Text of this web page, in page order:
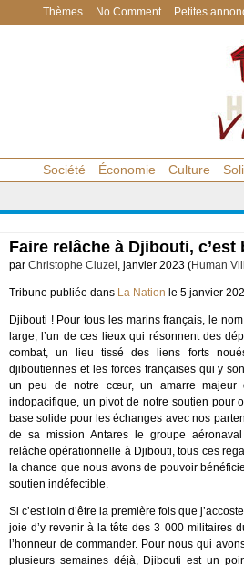
Thèmes No Comment Petites
Société Économie Culture
Faire relâche à Djibouti,
par Christophe Cluzel , janvier 2023 (Human
Tribune publiée dans La Nation le 5 janvier
Djibouti ! Pour tous les marins français, le
large, l’un de ces lieux qui résonnent des
combat, un lieu tissé des liens forts
djiboutiennes et les forces françaises qui y
un peu de notre cœur, un amarre majeur
indopacifique, un pivot de notre soutien pour
base solide pour les échanges avec nos
de sa mission Antares le groupe
relâche opérationnelle à Djibouti, tous ces
la chance que nous avons de pouvoir
soutien indéfectible.
Si c’est loin d’être la première fois que
joie d’y revenir à la tête des 3 000 militaires
l’honneur de commander. Pour nous qui
plusieurs semaines déjà, Djibouti est un